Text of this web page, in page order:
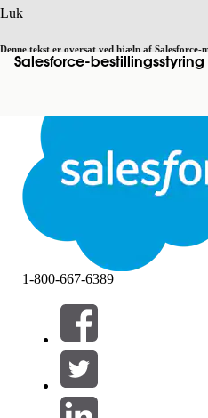
Luk
Denne tekst er oversat ved hjælp af Salesforce-
detaljerher. Skift til engelsk Ikke nu
Luk
Salesforce-bestillingsstyring
Filtre (0)
VÆLG FILTRE
Produktområde
1-800-667-6389